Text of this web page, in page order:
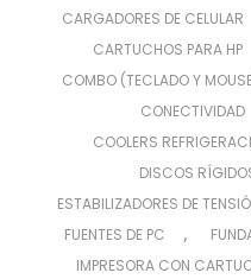
CARGADORES DE CELULAR
CARTUCHOS PARA HP
COMBO (TECLADO Y
CONECTIVIDAD
COOLERS
DISCOS
ESTABILIZADORES DE
FUENTES DE PC ,
IMPRESORA CON